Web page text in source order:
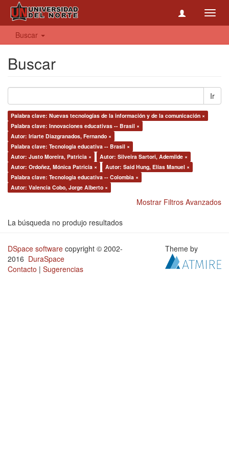
Buscar
Buscar
Ir
Palabra clave: Nuevas tecnologías de la información y de la comunicación ×
Palabra clave: Innovaciones educativas -- Brasil ×
Autor: Iriarte Diazgranados, Fernando ×
Palabra clave: Tecnología educativa -- Brasil ×
Autor: Justo Moreira, Patricia ×
Autor: Silveira Sartori, Ademilde ×
Autor: Ordoñez, Mónica Patricia ×
Autor: Said Hung, Elías Manuel ×
Palabra clave: Tecnología educativa -- Colombia ×
Autor: Valencia Cobo, Jorge Alberto ×
Mostrar Filtros Avanzados
La búsqueda no produjo resultados
DSpace software copyright © 2002-
2016 DuraSpace
Contacto | Sugerencias
Theme by